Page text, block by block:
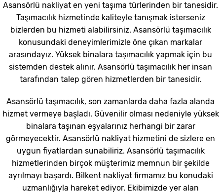
Asansörlü nakliyat en yeni taşıma türlerinden bir tanesidir.
Taşımacılık hizmetinde kaliteyle tanışmak isterseniz
bizlerden bu hizmeti alabilirsiniz. Asansörlü taşımacılık
konusundaki deneyimlerimizle öne çıkan markalar
arasındayız. Yüksek binalara taşımacılık yapmak için bu
sistemden destek alınır. Asansörlü taşımacılık her insan
tarafından talep gören hizmetlerden bir tanesidir.
Asansörlü taşımacılık, son zamanlarda daha fazla alanda
hizmet vermeye başladı. Güvenilir olması nedeniyle yüksek
binalara taşınan eşyalarınız herhangi bir zarar
görmeyecektir. Asansörlü nakliyat hizmetini de sizlere en
uygun fiyatlardan sunabiliriz. Asansörlü taşımacılık
hizmetlerinden birçok müşterimiz memnun bir şekilde
ayrılmayı başardı. Bilkent nakliyat firmamız bu konudaki
uzmanlığıyla hareket ediyor. Ekibimizde yer alan